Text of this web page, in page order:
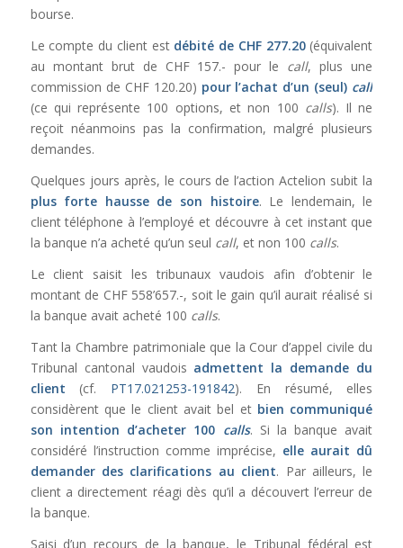
bourse.
Le compte du client est débité de CHF 277.20(équivalent
au montant brut de CHF 157.- pour le call, plus une
commission de CHF 120.20) pour l’achat d’un (seul) call
(ce qui représente 100 options, et non 100 calls). Il ne
reçoit néanmoins pas la confirmation, malgré plusieurs
demandes.
Quelques jours après, le cours de l’action Actelion subit la
plus forte hausse de son histoire. Le lendemain, le
client téléphone à l’employé et découvre à cet instant que
la banque n’a acheté qu’un seul call, et non 100 calls.
Le client saisit les tribunaux vaudois afin d’obtenir le
montant de CHF 558’657.-, soit le gain qu’il aurait réalisé si
la banque avait acheté 100 calls.
Tant la Chambre patrimoniale que la Cour d’appel civile du
Tribunal cantonal vaudois admettent la demande du
client (cf. PT17.021253-191842). En résumé, elles
considèrent que le client avait bel et bien communiqué
son intention d’acheter 100 calls. Si la banque avait
considéré l’instruction comme imprécise, elle aurait dû
demander des clarifications au client. Par ailleurs, le
client a directement réagi dès qu’il a découvert l’erreur de
la banque.
Saisi d’un recours de la banque, le Tribunal fédéral est